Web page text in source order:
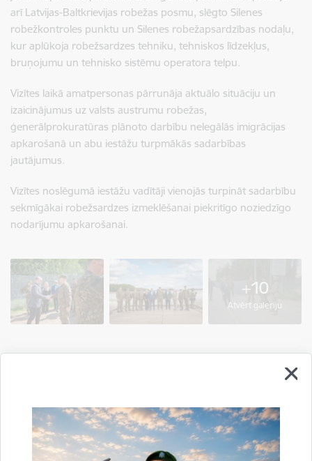
arī Latvijas-Baltkrievijas robežas posmu, slēgto Silenes
robežkontroles punktu un Silenes robežapsardzības nodaļu,
kur aplūkoja robežsardzes tehniku, tehniskos līdzekļus,
bruņojumu un tehnisko sistēmu operatora telpu.
Vizītes laikā amatpersonas pārrunāja aktuālo situāciju un
izaicinājumus uz valsts austrumu robežas,
ģenerālprokuratūras plānoto darbību nelegālās imigrācijas
apkarošanā un abu iestāžu turpmākās sadarbības
jautājumus.
Vizītes noslēgumā iestāžu vadītāji vienojās turpināt sadarbību
sekmīgākai robežsardzes izmeklēšanai piekritīgo noziedzīgo
nodarījumu apkarošanai.
+10
Atvērt galeriju
Jolanta Babiško
Valsts robežsardzes Galvenās pārvaldes Stratēģiskās attīstības